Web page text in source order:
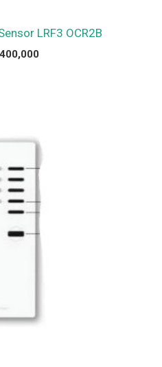
LRF3 OCR2B